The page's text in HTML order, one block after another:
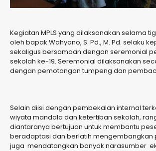
Kegiatan MPLS yang dilaksanakan selama
oleh bapak Wahyono, S. Pd., M. Pd. selaku
sekaligus bersamaan dengan seremonial
sekolah ke-19. Seremonial dilaksanakan
dengan pemotongan tumpeng dan
Selain diisi dengan pembekalan internal
wiyata mandala dan ketertiban sekolah,
diantaranya bertujuan untuk membantu
beradaptasi dan berlatih mengembangkan
juga mendatangkan banyak narasumber